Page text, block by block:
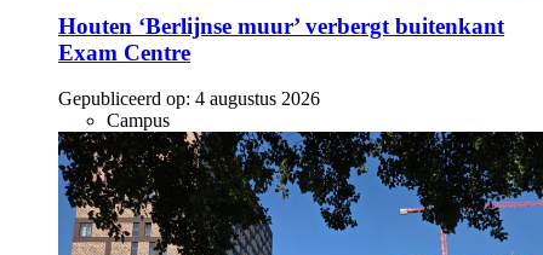
Houten ‘Berlijnse muur’ verbergt buitenkant
Exam Centre
Gepubliceerd op: 4 augustus 2026
Campus